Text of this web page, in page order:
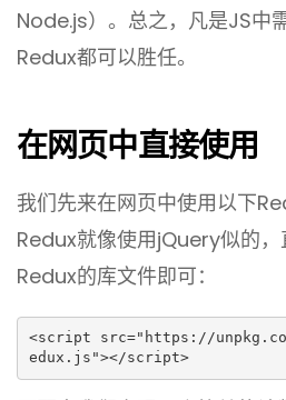
Node.js）。总之，凡是JS中
Redux都可以胜任。
在网页中直接使用
我们先来在网页中使用以下
Redux就像使用jQuery似的
Redux的库文件即可：
<script src="https://
edux.js"></script>